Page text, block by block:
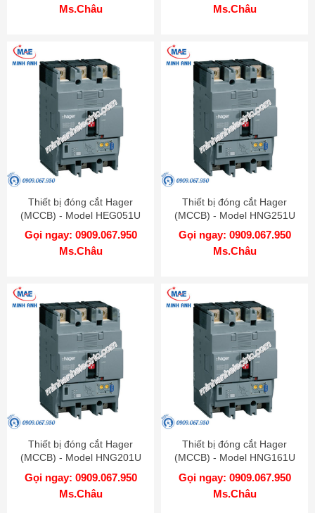
Ms.Châu
Ms.Châu
Thiết bị đóng cắt Hager
(MCCB) - Model HEG051U
Gọi ngay: 0909.067.950
Ms.Châu
Thiết bị đóng cắt Hager
(MCCB) - Model HNG251U
Gọi ngay: 0909.067.950
Ms.Châu
Thiết bị đóng cắt Hager
(MCCB) - Model HNG201U
Gọi ngay: 0909.067.950
Ms.Châu
Thiết bị đóng cắt Hager
(MCCB) - Model HNG161U
Gọi ngay: 0909.067.950
Ms.Châu